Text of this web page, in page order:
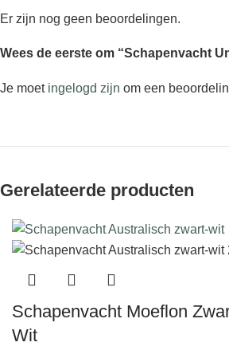
Er zijn nog geen beoordelingen.
Wees de eerste om “Schapenvacht
Je moet ingelogd zijn om een
Gerelateerde producten
Schapenvacht Moeflon
Wit